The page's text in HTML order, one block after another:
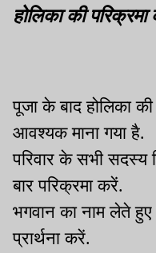
होलिका की परिक्रमा
पूजा के बाद होलिका
आवश्यक माना गया है.
परिवार के सभी
बार परिक्रमा करें.
भगवान का नाम लेते हुए
प्रार्थना करें.